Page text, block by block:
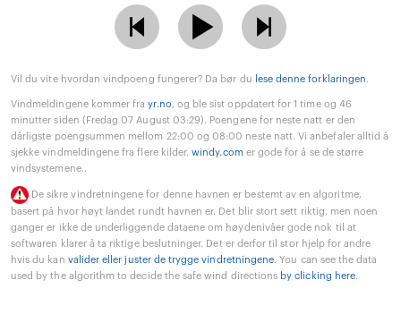
Vil du vite hvordan vindpoeng fungerer? Da bør du lese denne forklaringen.
Vindmeldingene kommer frayr.no, og ble sist oppdatert for 1 time og 46
minutter siden (Fredag 07 August 03:29). Poengene for neste natt er den
dårligste poengsummen mellom 22:00 og 08:00 neste natt. Vi anbefaler alltid å
sjekke vindmeldingene fra flere kilder.windy.comer gode for å se de større
vindsystemene..
De sikre vindretningene for denne havnen er bestemt av en algoritme,
basert på hvor høyt landet rundt havnen er. Det blir stort sett riktig, men noen
ganger er ikke de underliggende dataene om høydenivåer gode nok til at
softwaren klarer å ta riktige beslutninger. Det er derfor til stor hjelp for andre
hvis du kan valider eller juster de trygge vindretningene. You can see the data
used by the algorithm to decide the safe wind directions by clicking here.